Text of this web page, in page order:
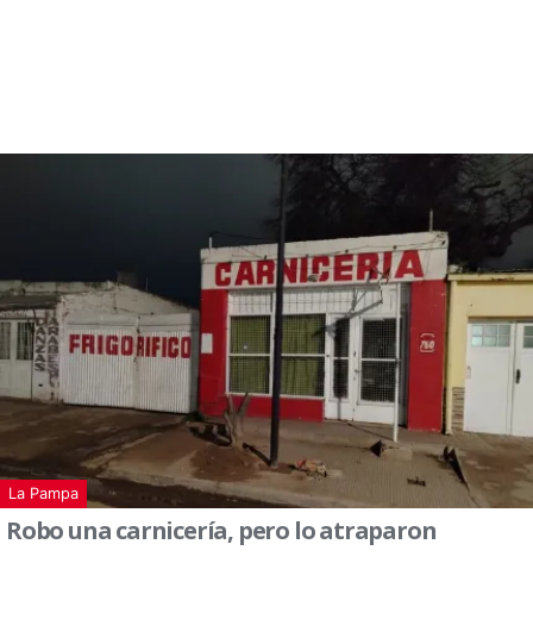
La Pampa
Robo una carnicería, pero lo atraparon